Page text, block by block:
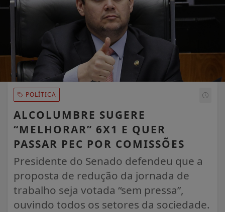
POLÍTICA
ALCOLUMBRE SUGERE
“MELHORAR” 6X1 E QUER
PASSAR PEC POR COMISSÕES
Presidente do Senado defendeu que a
proposta de redução da jornada de
trabalho seja votada “sem pressa”,
ouvindo todos os setores da sociedade.